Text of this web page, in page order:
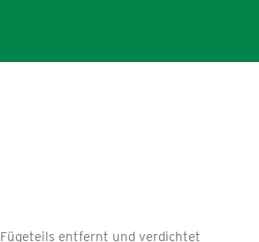
entfernt und verdichtet